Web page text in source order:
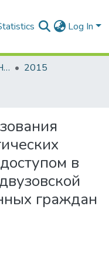
Log In
МАТЕРІАЛИ КОНФЕРЕНЦІЙ
2015
в
граждан